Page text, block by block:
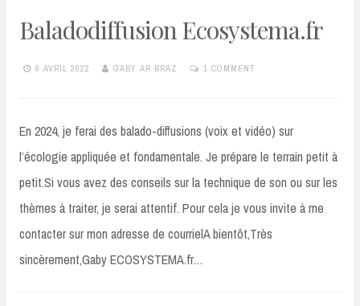
Baladodiffusion Ecosystema.fr
6 AVRIL 2022 GABY AR BRAZ 1 COMMENT
En 2024, je ferai des balado-diffusions (voix et vidéo) sur
l’écologie appliquée et fondamentale. Je prépare le terrain petit à
petit.Si vous avez des conseils sur la technique de son ou sur les
thèmes à traiter, je serai attentif. Pour cela je vous invite à me
contacter sur mon adresse de courrielA bientôt,Très
sincèrement,Gaby ECOSYSTEMA.fr…